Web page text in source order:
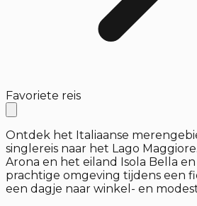
Favoriete reis
Ontdek het Italiaanse
singlereis naar het Lago
Arona en het eiland Isola Bella
prachtige omgeving tijdens een
een dagje naar winkel- en